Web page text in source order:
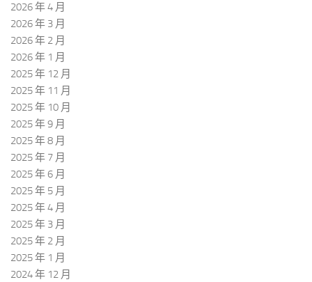
2026 年 4 月
2026 年 3 月
2026 年 2 月
2026 年 1 月
2025 年 12 月
2025 年 11 月
2025 年 10 月
2025 年 9 月
2025 年 8 月
2025 年 7 月
2025 年 6 月
2025 年 5 月
2025 年 4 月
2025 年 3 月
2025 年 2 月
2025 年 1 月
2024 年 12 月